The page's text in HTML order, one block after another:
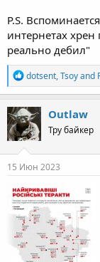
P.S.
интернетах
реально дебил"
R
e
a
c
t
i
o
n
s
dotsent,Tsoyand
Outlaw
Тру байкер
15 Июн 2023